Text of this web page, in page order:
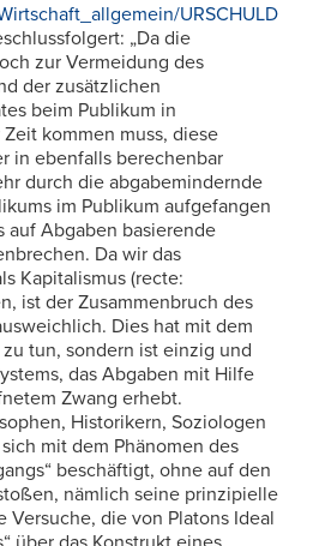
URSCHULD
„Da die
zur Vermeidung des
der zusätzlichen
beim Publikum in
kommen muss, diese
in ebenfalls berechenbar
durch die abgabemindernde
im Publikum aufgefangen
auf Abgaben basierende
Da wir das
Kapitalismus (recte:
ist der Zusammenbruch des
Dies hat mit dem
tun, sondern ist einzig und
das Abgaben mit Hilfe
Zwang erhebt.
Historikern, Soziologen
mit dem Phänomen des
beschäftigt, ohne auf den
nämlich seine prinzipielle
Versuche, die von Platons Ideal